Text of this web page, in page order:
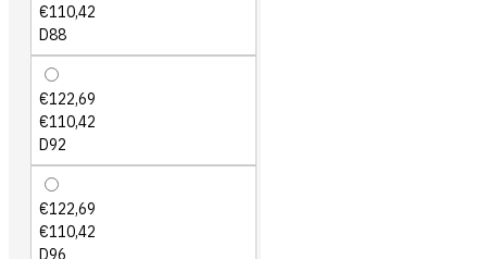
€110,42
D88
€122,69
€110,42
D92
€122,69
€110,42
D96